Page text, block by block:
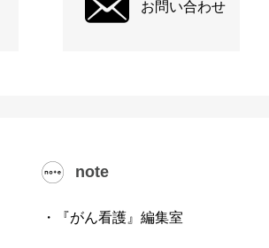
お問い合わせ
note
・『がん看護』編集室